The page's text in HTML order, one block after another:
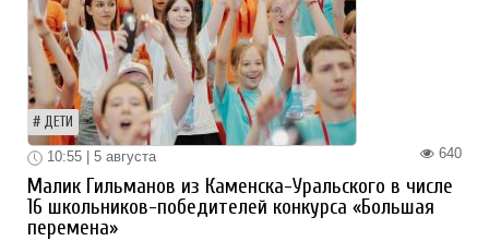
ДЕТИ
640
10:55 | 5 августа
Малик Гильманов из Каменска-Уральского в числе
16 школьников-победителей конкурса «Большая
перемена»